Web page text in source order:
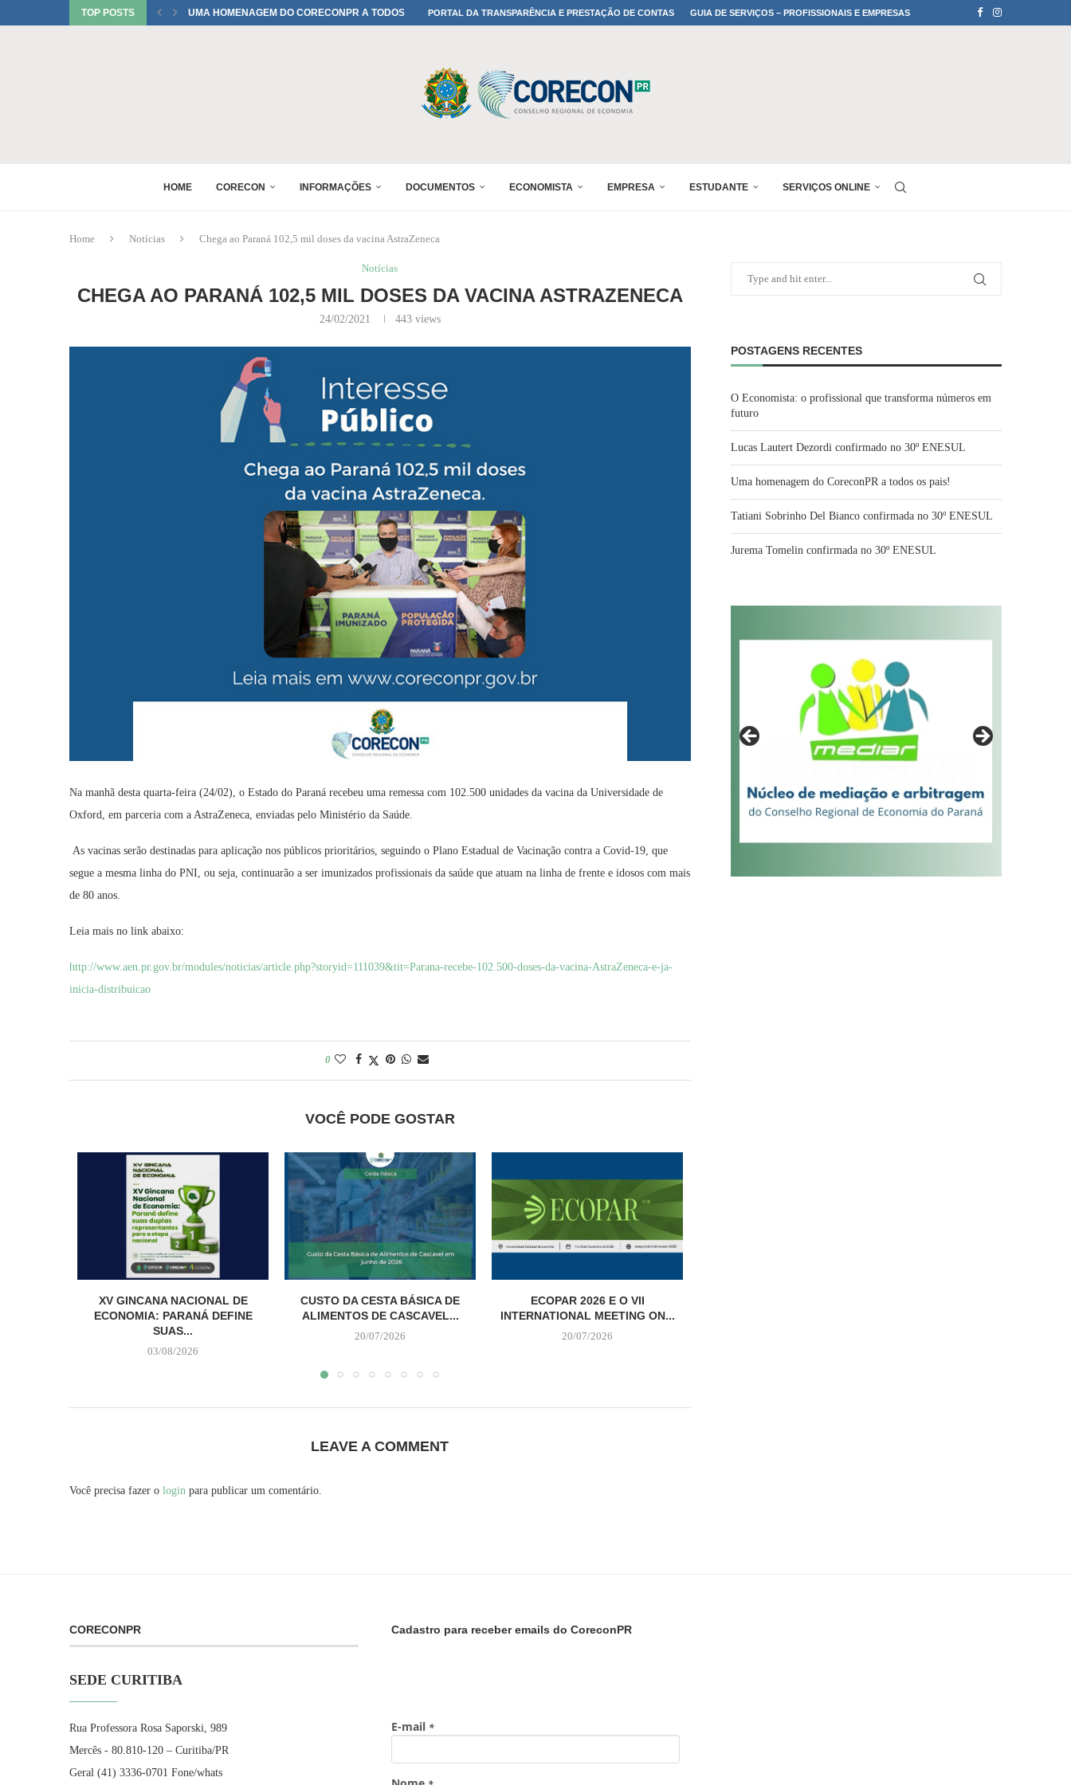
TOP POSTS UMA HOMENAGEM DO CORECONPR A TODOS OS PAIS!PORTAL DA TRANSPARÊNCIA E PRESTAÇÃO DE CONTAS GUIA DE SERVIÇOS – PROFISSIONAIS E EMPRESAS
HOME CORECON INFORMAÇÕES DOCUMENTOS ECONOMISTA EMPRESA ESTUDANTE SERVIÇOS ONLINE
Home Notícias Chega ao Paraná 102,5 mil doses da vacina AstraZeneca
Notícias
CHEGA AO PARANÁ 102,5 MIL DOSES DA VACINA ASTRAZENECA
24/02/2021 443views
Na manhã desta quarta-feira (24/02), o Estado do Paraná recebeu uma remessa com 102.500 unidades da vacina da Universidade de
Oxford, em parceria com a AstraZeneca, enviadas pelo Ministério da Saúde.
As vacinas serão destinadas para aplicação nos públicos prioritários, seguindo o Plano Estadual de Vacinação contra a Covid-19, que
segue a mesma linha do PNI, ou seja, continuarão a ser imunizados profissionais da saúde que atuam na linha de frente e idosos com mais
de 80 anos.
Leia mais no link abaixo:
http://www.aen.pr.gov.br/modules/noticias/article.php?storyid=111039&tit=Parana-recebe-102.500-doses-da-vacina-AstraZeneca-e-ja-
inicia-distribuicao
0
VOCÊ PODE GOSTAR
XV GINCANA NACIONAL DE
ECONOMIA: PARANÁ DEFINE
SUAS...
03/08/2026
CUSTO DA CESTA BÁSICA DE
ALIMENTOS DE CASCAVEL...
20/07/2026
ECOPAR 2026 E O VII
INTERNATIONAL MEETING ON...
20/07/2026
LEAVE A COMMENT
Você precisa fazer o login para publicar um comentário.
POSTAGENS RECENTES
O Economista: o profissional que transforma números em
futuro
Lucas Lautert Dezordi confirmado no 30º ENESUL
Uma homenagem do CoreconPR a todos os pais!
Tatiani Sobrinho Del Bianco confirmada no 30º ENESUL
Jurema Tomelin confirmada no 30º ENESUL
CORECONPR
SEDE CURITIBA
Rua Professora Rosa Saporski, 989
Mercês - 80.810-120 – Curitiba/PR
Geral (41) 3336-0701 Fone/whats
Cadastro para receber emails do CoreconPR